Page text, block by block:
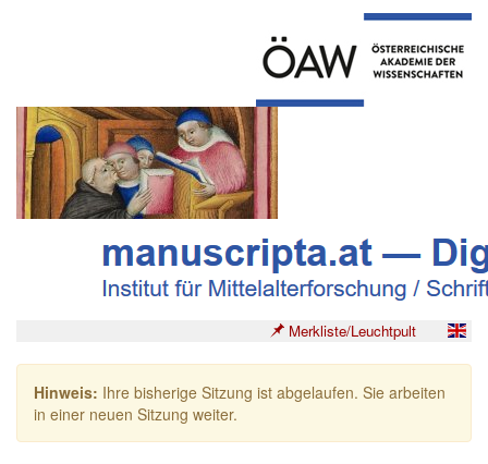
Merkliste/Leuchtpult
Hinweis: Ihre bisherige Sitzung ist abgelaufen. Sie arbeiten
in einer neuen Sitzung weiter.